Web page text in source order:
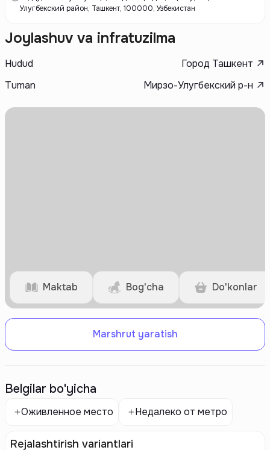
Улугбекский район, Ташкент, 100000, Узбекистан
Joylashuv va infratuzilma
Hudud
Город Ташкент
Tuman
Мирзо-Улугбекский р-н
Maktab Bog'cha Do'konlar
Marshrut yaratish
Belgilar bo'yicha
Оживленное место Недалеко от метро
Rejalashtirish variantlari